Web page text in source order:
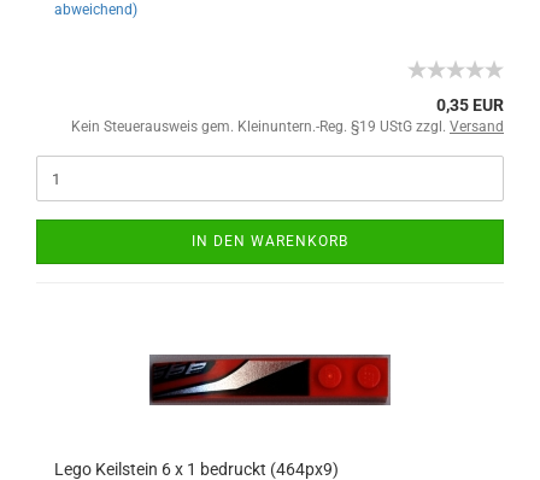
abweichend)
0,35 EUR
Kein Steuerausweis gem. Kleinuntern.-Reg. §19 UStG zzgl. Versand
IN DEN WARENKORB
Lego Keilstein 6 x 1 bedruckt (464px9)